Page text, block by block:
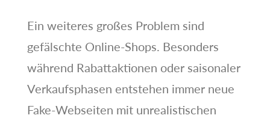
Ein weiteres großes Problem sind
gefälschte Online-Shops. Besonders
während Rabattaktionen oder saisonaler
Verkaufsphasen entstehen immer neue
Fake-Webseiten mit unrealistischen